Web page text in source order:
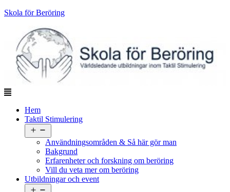
Skola för Beröring
Hem
Taktil Stimulering
meny
Användningsområden & Så här gör man
Bakgrund
Erfarenheter och forskning om beröring
Vill du veta mer om beröring
Utbildningar och event